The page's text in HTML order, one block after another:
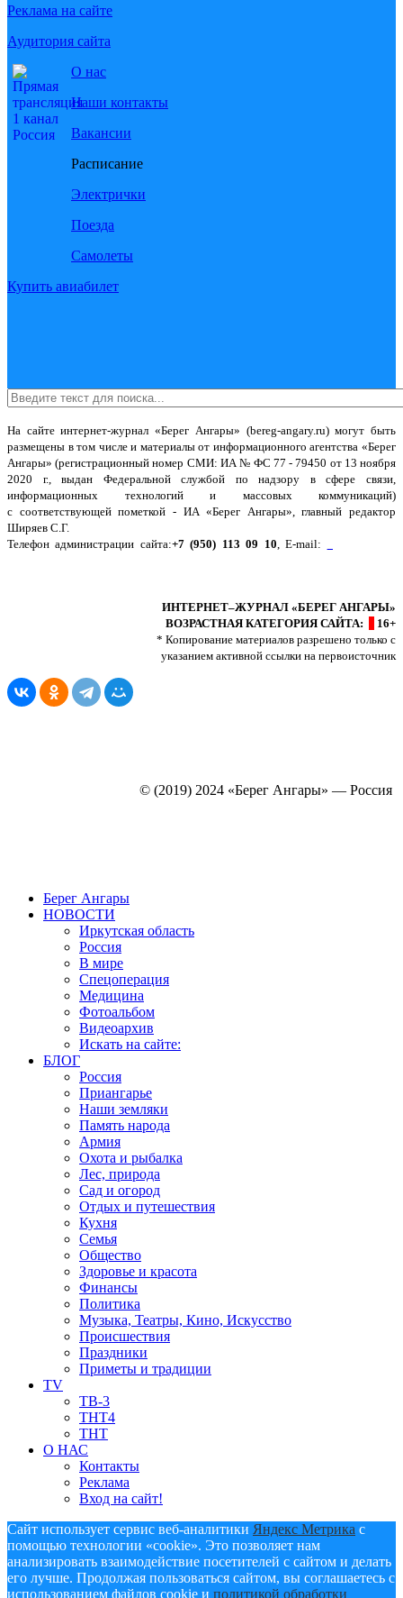
Реклама на сайте
Аудитория сайта
О нас
Наши контакты
Вакансии
Расписание
Электрички
Поезда
Самолеты
Купить авиабилет
На сайте интернет-журнал«Берег Ангары» (bereg-angary.ru) могут быть
размещены в том числеи материалы от информационного агентства «Берег
Ангары» (регистрационный номер СМИ: ИА № ФС 77 - 79450 от 13 ноября
2020 г., выдан Федеральной службой по надзору в сфере связи,
информационных технологий и массовых коммуникаций)
с соответствующей пометкой - ИА «Берег Ангары», главный редактор
Ширяев С.Г.
Телефон администрации сайта:+7 (950) 113 09 10 , E-mail:
ИНТЕРНЕТ–ЖУРНАЛ «БЕРЕГ АНГАРЫ»
ВОЗРАСТНАЯ КАТЕГОРИЯ САЙТА:
16+
* Копирование материалов разрешено только с
указанием активной ссылки на первоисточник
© (2019) 2024 «Берег Ангары» — Россия
Берег Ангары
НОВОСТИ
Иркутская область
Россия
В мире
Спецоперация
Медицина
Фотоальбом
Видеоархив
Искать на сайте:
БЛОГ
Россия
Приангарье
Наши земляки
Память народа
Армия
Охота и рыбалка
Лес, природа
Сад и огород
Отдых и путешествия
Кухня
Семья
Общество
Здоровье и красота
Финансы
Политика
Музыка, Театры, Кино, Искусство
Происшествия
Праздники
Приметы и традиции
TV
ТВ-3
ТНТ4
ТНТ
О НАС
Контакты
Реклама
Вход на сайт!
Сайт использует сервис веб-аналитики Яндекс Метрика с
помощью технологии «cookie». Это позволяет нам
анализировать взаимодействие посетителей с сайтом и делать
его лучше. Продолжая пользоваться сайтом, вы соглашаетесь с
использованием файлов cookie и политикой обработки